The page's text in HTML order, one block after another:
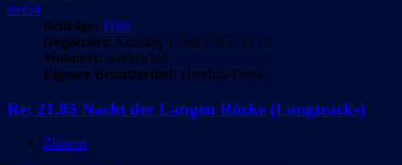
stei54
Beiträge: 1189
Registriert: Samstag 1. Juli 2017, 11:16
Wohnort: worldwide
Eigener Benutzertitel: Hendrix-Freak
Re: 21.05 Nacht der Langen Röcke (Longtracks)
Zitieren